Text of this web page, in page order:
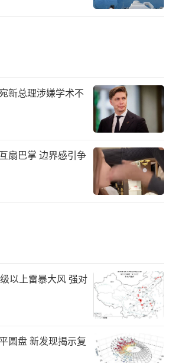
新总理涉嫌学术不
扇巴掌 边界感引争
以上雷暴大风 强对
圆盘 新发现揭示复